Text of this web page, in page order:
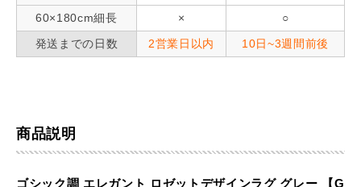
60×180cm細長
×
○
発送までの日数
2営業日以内 10日~3週間前後
商品説明
ゴシック調 エレガント ロゼットデザインラグ グレー 【G